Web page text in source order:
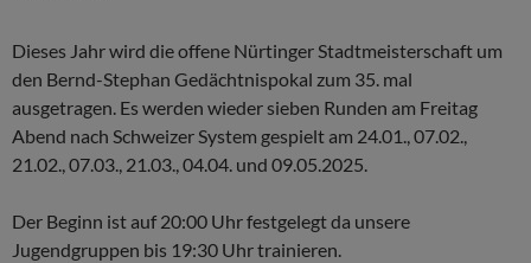
Dieses Jahr wird die offene Nürtinger Stadtmeisterschaft um
den Bernd-Stephan Gedächtnispokal zum 35. mal
ausgetragen. Es werden wieder sieben Runden am Freitag
Abend nach Schweizer System gespielt am 24.01., 07.02.,
21.02., 07.03., 21.03., 04.04. und 09.05.2025.
Der Beginn ist auf 20:00 Uhr festgelegt da unsere
Jugendgruppen bis 19:30 Uhr trainieren.